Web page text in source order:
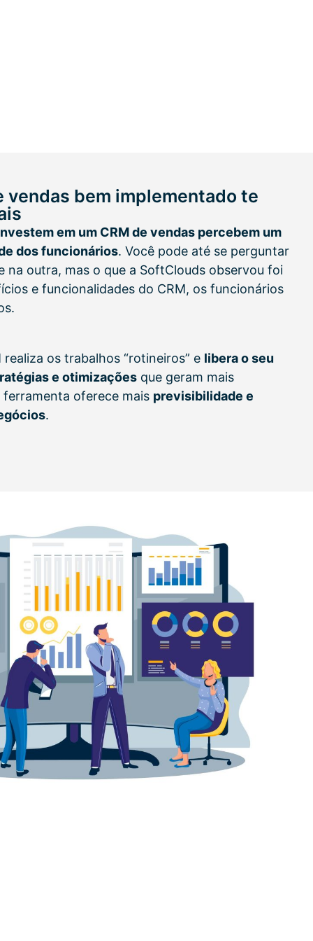
vendas bem implementado te
em um CRM de vendas percebem um
dos funcionários. Você pode até se perguntar
na outra, mas o que a SoftClouds observou foi
e funcionalidades do CRM, os funcionários
os trabalhos “rotineiros” e libera o seu
e otimizaçõesque geram mais
oferece mais previsibilidade e
.